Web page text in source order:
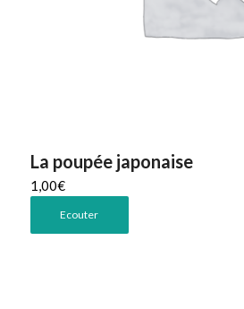
La poupée japonaise
1,00€
Ecouter